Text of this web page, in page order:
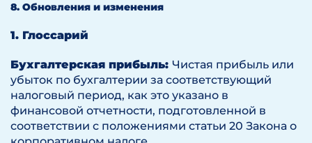
8. Обновления и изменения
1. Глоссарий
Бухгалтерская прибыль: Чистая прибыль или
убыток по бухгалтерии за соответствующий
налоговый период, как это указано в
финансовой отчетности, подготовленной в
соответствии с положениями статьи 20 Закона о